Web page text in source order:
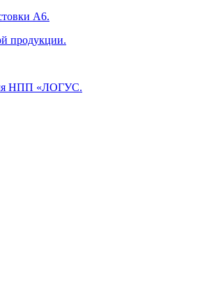
А6.
продукции.
НПП «ЛОГУС.